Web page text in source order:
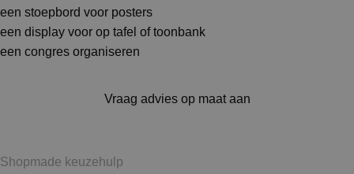
een stoepbord voor posters
een display voor op tafel of toonbank
een congres organiseren
Vraag advies op maat aan
Shopmade keuzehulp